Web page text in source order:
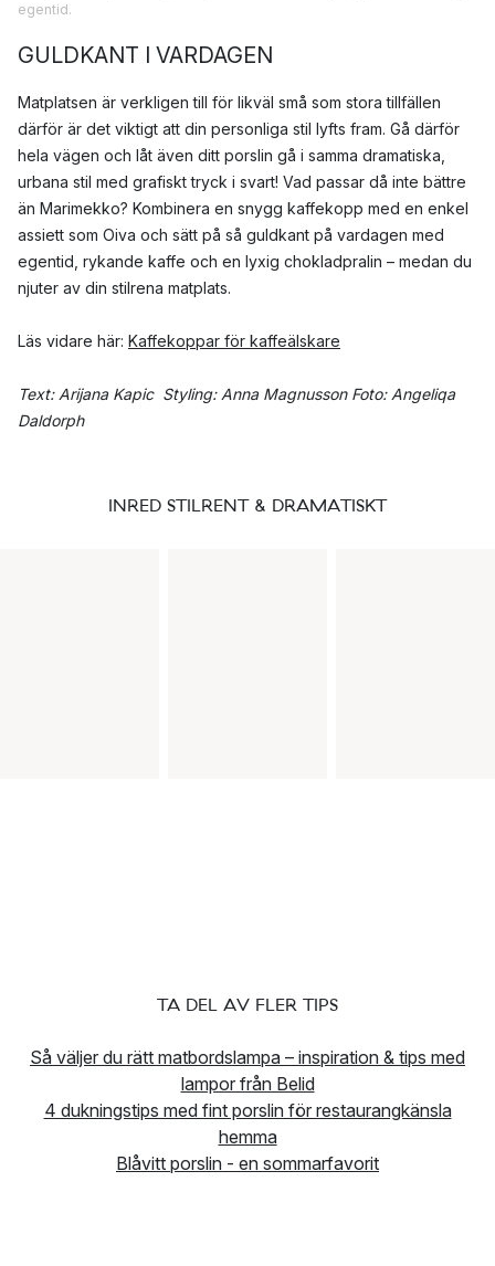
egentid.
GULDKANT I VARDAGEN
Matplatsen är verkligen till för likväl små som stora tillfällen
därför är det viktigt att din personliga stil lyfts fram. Gå därför
hela vägen och låt även ditt porslin gå i samma dramatiska,
urbana stil med grafiskt tryck i svart! Vad passar då inte bättre
än Marimekko? Kombinera en snygg kaffekopp med en enkel
assiett som Oiva och sätt på så guldkant på vardagen med
egentid, rykande kaffe och en lyxig chokladpralin – medan du
njuter av din stilrena matplats.
Läs vidare här: Kaffekoppar för kaffeälskare
Text: Arijana Kapic Styling: Anna Magnusson Foto: Angeliqa
Daldorph
INRED STILRENT & DRAMATISKT
TA DEL AV FLER TIPS
Så väljer du rätt matbordslampa – inspiration & tips med
lampor från Belid
4 dukningstips med fint porslin för restaurangkänsla
hemma
Blåvitt porslin - en sommarfavorit